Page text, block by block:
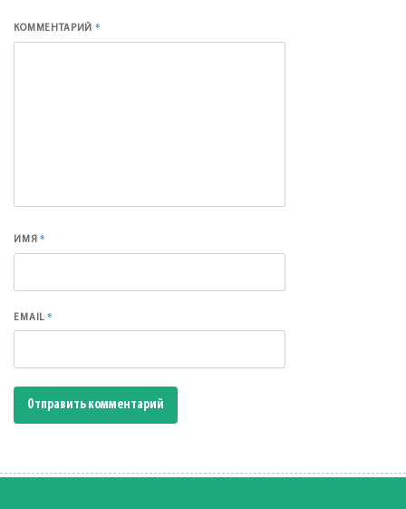
КОММЕНТАРИЙ*
ИМЯ*
EMAIL*